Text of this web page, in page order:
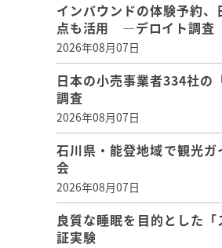
インバウンドの体験予約
点も活用 ―デロイト調査
2026年08月07日
日本の小売事業者334社
調査
2026年08月07日
石川県・能登地域で観光
会
2026年08月07日
良質な睡眠を目的とした
証実験